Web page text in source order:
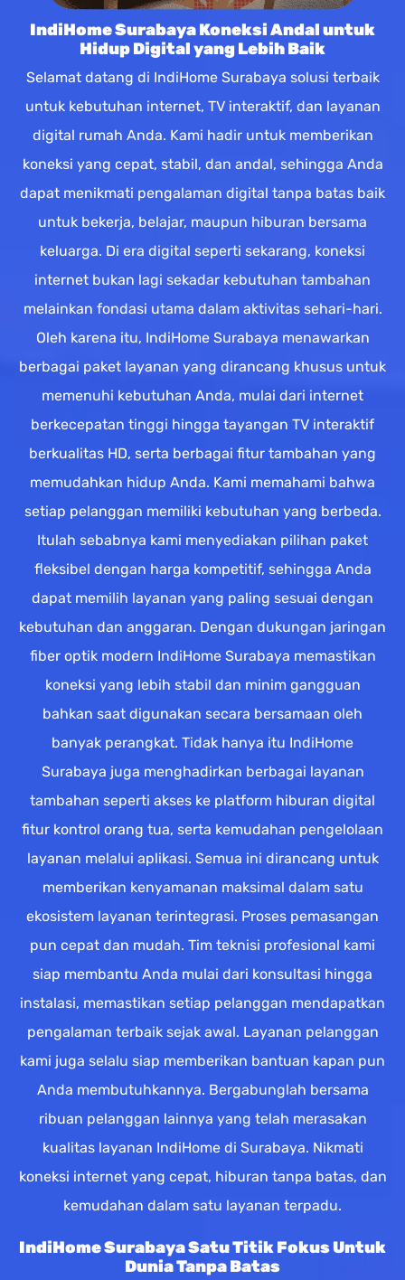
IndiHome Surabaya Koneksi Andal untuk
Hidup Digital yang Lebih Baik
Selamat datang di IndiHome Surabaya solusi terbaik
untuk kebutuhan internet, TV interaktif, dan layanan
digital rumah Anda. Kami hadir untuk memberikan
koneksi yang cepat, stabil, dan andal, sehingga Anda
dapat menikmati pengalaman digital tanpa batas baik
untuk bekerja, belajar, maupun hiburan bersama
keluarga. Di era digital seperti sekarang, koneksi
internet bukan lagi sekadar kebutuhan tambahan
melainkan fondasi utama dalam aktivitas sehari-hari.
Oleh karena itu, IndiHome Surabaya menawarkan
berbagai paket layanan yang dirancang khusus untuk
memenuhi kebutuhan Anda, mulai dari internet
berkecepatan tinggi hingga tayangan TV interaktif
berkualitas HD, serta berbagai fitur tambahan yang
memudahkan hidup Anda. Kami memahami bahwa
setiap pelanggan memiliki kebutuhan yang berbeda.
Itulah sebabnya kami menyediakan pilihan paket
fleksibel dengan harga kompetitif, sehingga Anda
dapat memilih layanan yang paling sesuai dengan
kebutuhan dan anggaran. Dengan dukungan jaringan
fiber optik modern IndiHome Surabaya memastikan
koneksi yang lebih stabil dan minim gangguan
bahkan saat digunakan secara bersamaan oleh
banyak perangkat. Tidak hanya itu IndiHome
Surabaya juga menghadirkan berbagai layanan
tambahan seperti akses ke platform hiburan digital
fitur kontrol orang tua, serta kemudahan pengelolaan
layanan melalui aplikasi. Semua ini dirancang untuk
memberikan kenyamanan maksimal dalam satu
ekosistem layanan terintegrasi. Proses pemasangan
pun cepat dan mudah. Tim teknisi profesional kami
siap membantu Anda mulai dari konsultasi hingga
instalasi, memastikan setiap pelanggan mendapatkan
pengalaman terbaik sejak awal. Layanan pelanggan
kami juga selalu siap memberikan bantuan kapan pun
Anda membutuhkannya. Bergabunglah bersama
ribuan pelanggan lainnya yang telah merasakan
kualitas layanan IndiHome di Surabaya. Nikmati
koneksi internet yang cepat, hiburan tanpa batas, dan
kemudahan dalam satu layanan terpadu.
IndiHome Surabaya Satu Titik Fokus Untuk
Dunia Tanpa Batas